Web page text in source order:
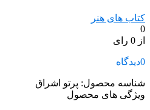
کتاب های هنر
0
از 0 رای
0دیدگاه
شناسه محصول: پرتو اشراق
ویژگی های محصول